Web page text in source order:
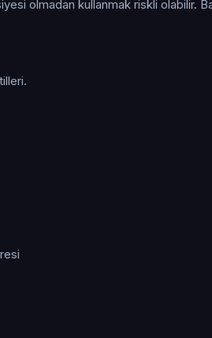
olmadan kullanmak riskli olabilir.